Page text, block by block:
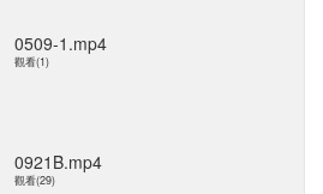
0509-1.mp4
觀看(1)
0921B.mp4
觀看(29)